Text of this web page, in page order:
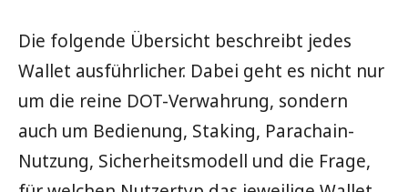
Die folgende Übersicht beschreibt jedes
Wallet ausführlicher. Dabei geht es nicht nur
um die reine DOT-Verwahrung, sondern
auch um Bedienung, Staking, Parachain-
Nutzung, Sicherheitsmodell und die Frage,